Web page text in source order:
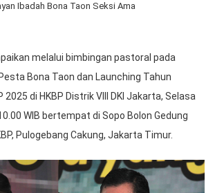
Ibadah Bona Taon Seksi Ama
melalui bimbingan pastoral pada
Bona Taon dan Launching Tahun
di HKBP Distrik VIII DKI Jakarta, Selasa
WIB bertempat di Sopo Bolon Gedung
Pulogebang Cakung, Jakarta Timur.